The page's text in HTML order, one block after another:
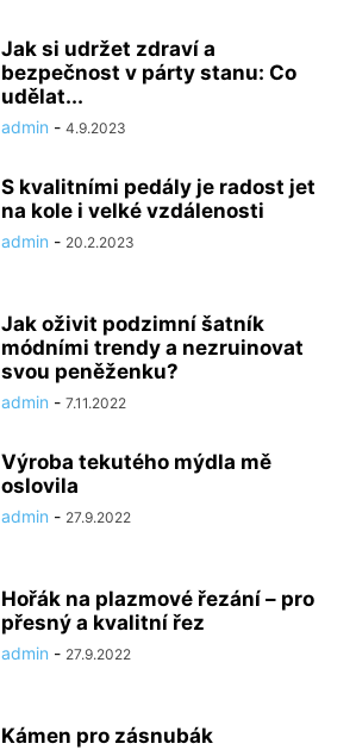
Jak si udržet zdraví a
bezpečnost v párty stanu: Co
udělat...
admin - 4.9.2023
S kvalitními pedály je radost jet
na kole i velké vzdálenosti
admin - 20.2.2023
Jak oživit podzimní šatník
módními trendy a nezruinovat
svou peněženku?
admin - 7.11.2022
Výroba tekutého mýdla mě
oslovila
admin - 27.9.2022
Hořák na plazmové řezání – pro
přesný a kvalitní řez
admin - 27.9.2022
Kámen pro zásnubák